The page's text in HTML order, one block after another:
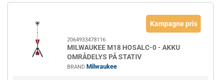
Kampagne pris
2064933478116
MILWAUKEE M18 HOSALC-0 - AKKU
OMRÅDELYS PÅ STATIV
BRAND Milwaukee